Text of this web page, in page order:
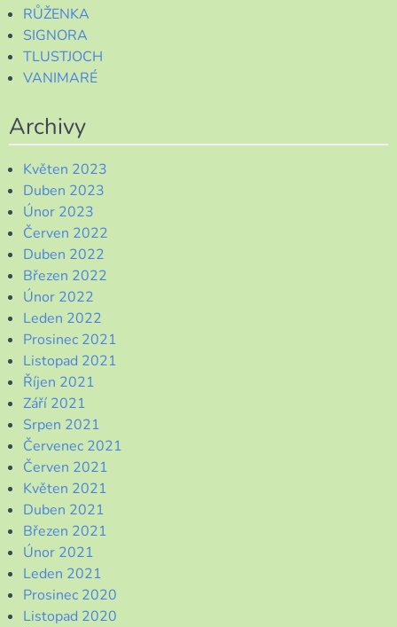
RŮŽENKA
SIGNORA
TLUSTJOCH
VANIMARÉ
Archivy
Květen 2023
Duben 2023
Únor 2023
Červen 2022
Duben 2022
Březen 2022
Únor 2022
Leden 2022
Prosinec 2021
Listopad 2021
Říjen 2021
Září 2021
Srpen 2021
Červenec 2021
Červen 2021
Květen 2021
Duben 2021
Březen 2021
Únor 2021
Leden 2021
Prosinec 2020
Listopad 2020